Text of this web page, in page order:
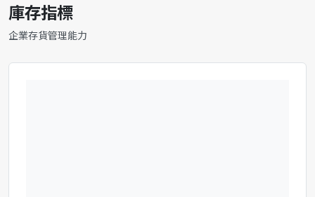
庫存指標
企業存貨管理能力